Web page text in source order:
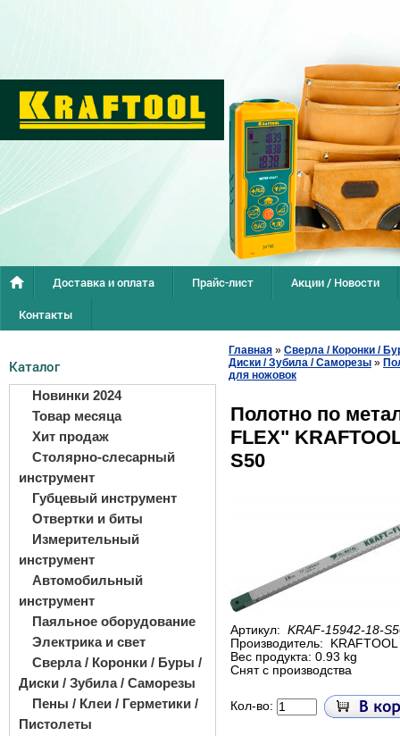
Доставка и оплата Прайс-лист
Акции / Новости
Контакты
Каталог
Новинки 2024
Товар месяца
Хит продаж
Столярно-слесарный
инструмент
Губцевый инструмент
Отвертки и биты
Измерительный
инструмент
Автомобильный
инструмент
Паяльное оборудование
Электрика и свет
Сверла / Коронки / Буры /
Диски / Зубила / Саморезы
Пены / Клеи / Герметики /
Пистолеты
Главная » Сверла / Коронки /
Диски / Зубила / Саморезы »
для ножовок
Полотно по
FLEX"
S50
Артикул: KRAF-15942-18-
Производитель:
KRAFTOOL
Вес продукта: 0.93 kg
Снят с производства
Кол-во: